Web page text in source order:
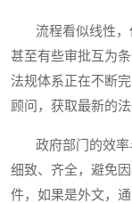
流程看似线性，
甚至有些审批互为
法规体系正在不断
顾问，获取最新的法
政府部门的效率
细致、齐全，避免
件，如果是外文，